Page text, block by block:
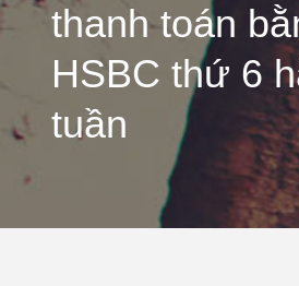
thanh toán
HSBC thứ 6
tuần